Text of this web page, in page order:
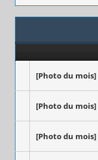
[Photo du mois]
[Photo du mois]
[Photo du mois]